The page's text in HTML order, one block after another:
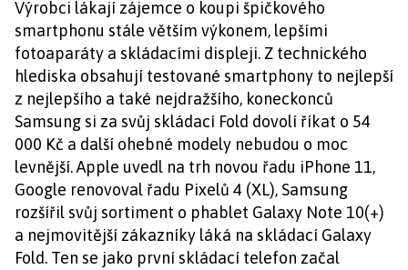
Výrobci lákají zájemce o koupi špičkového
smartphonu stále větším výkonem, lepšími
fotoaparáty a skládacími displeji. Z technického
hlediska obsahují testované smartphony to nejlepší
z nejlepšího a také nejdražšího, koneckonců
Samsung si za svůj skládací Fold dovolí říkat o 54
000 Kč a další ohebné modely nebudou o moc
levnější. Apple uvedl na trh novou řadu iPhone 11,
Google renovoval řadu Pixelů 4 (XL), Samsung
rozšířil svůj sortiment o phablet Galaxy Note 10(+)
a nejmovitější zákazníky láká na skládací Galaxy
Fold. Ten se jako první skládací telefon začal